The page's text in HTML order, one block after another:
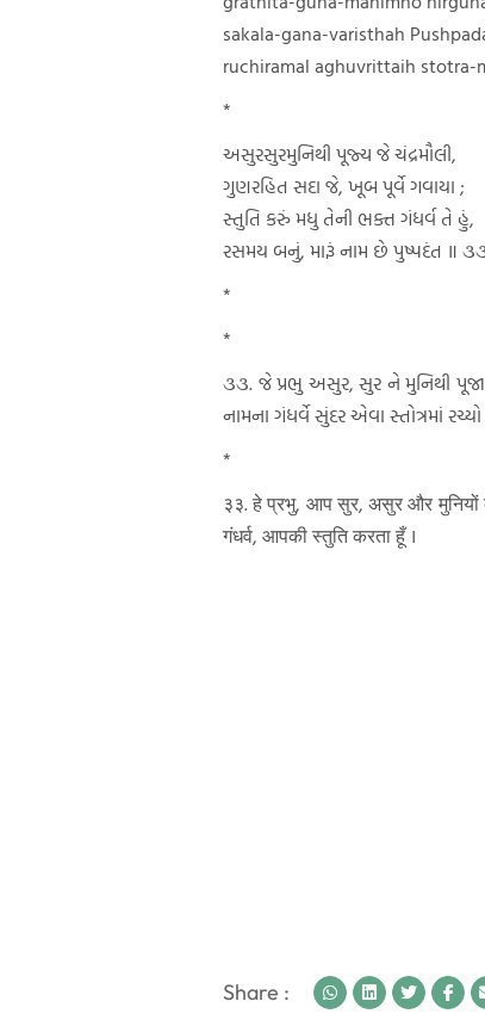
sakala-gana-varisthah
ruchiramal aghuvrittaih stotra-
*
અસુરસુરમુનિથી પૂજ્ય જે ચંદ્રમૌલી,
ગુણરહિત સદા જે, ખૂબ પૂર્વે ગવાયા ;
સ્તુતિ કરું મધુ તેની ભક્ત ગંધર્વ તે હું,
રસમય બનું, મારૂં નામ છે પુષ્પદંત ॥
*
*
૩૩. જે પ્રભુ અસુર, સુર ને મુનિથી
નામના ગંધર્વે સુંદર એવા સ્તોત્રમાં
*
३३. हे प्रभु, आप सुर, असुर और मुनियों
गंधर्व, आपकी स्तुति करता हूँ ।
Share :